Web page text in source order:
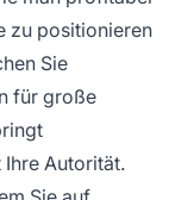
zu positionieren
Sie
für große
Autorität.